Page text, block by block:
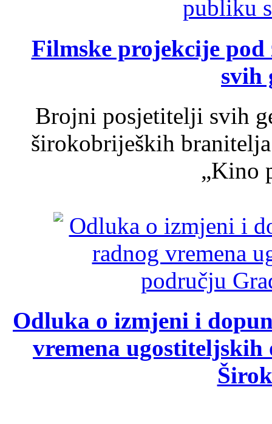
Filmske projekcije
svih
Brojni posjetitelji svih
širokobrijeških
„Kino
Odluka o izmjeni i
vremena